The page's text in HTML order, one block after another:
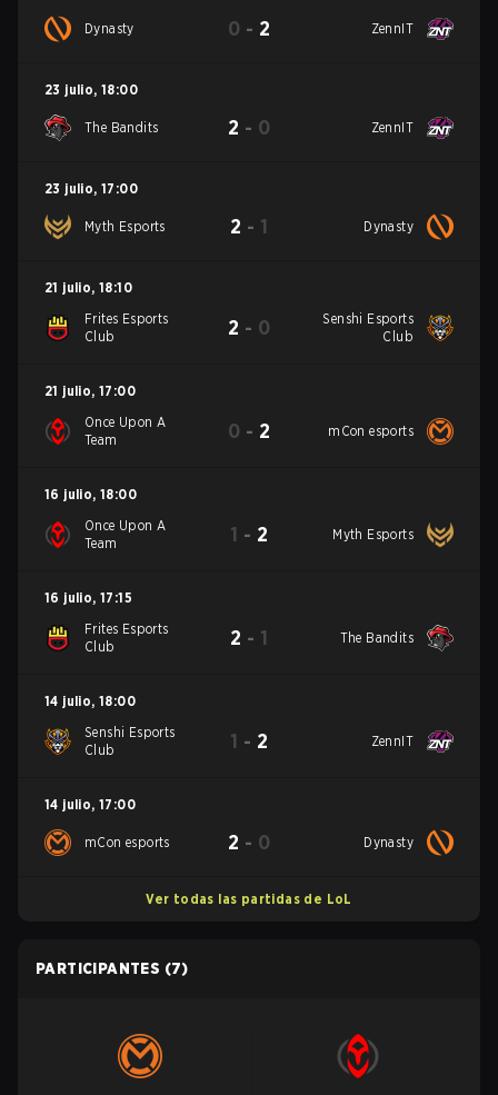
Dynasty 0 - 2 ZennIT
23 julio, 18:00
The Bandits 2 - 0 ZennIT
23 julio, 17:00
Myth Esports 2 - 1 Dynasty
21 julio, 18:10
Frites Esports
Club
2 - 0
Senshi Esports
Club
21 julio, 17:00
Once Upon A
Team
0 - 2 mCon esports
16 julio, 18:00
Once Upon A
Team
1 - 2 Myth Esports
16 julio, 17:15
Frites Esports
Club
2 - 1 The Bandits
14 julio, 18:00
Senshi Esports
Club
1 - 2 ZennIT
14 julio, 17:00
mCon esports 2 - 0 Dynasty
Ver todas las partidas de LoL
PARTICIPANTES (7)